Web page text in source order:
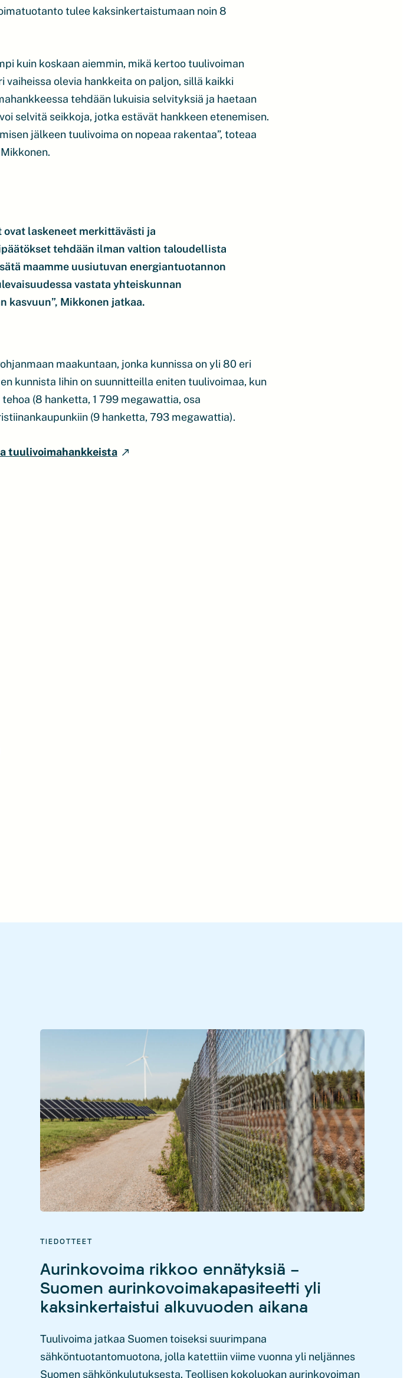
tulee kaksinkertaistumaan noin 8
kuin koskaan aiemmin, mikä kertoo tuulivoiman
olevia hankkeita on paljon, sillä kaikki
tehdään lukuisia selvityksiä ja haetaan
selvitä seikkoja, jotka estävät hankkeen etenemisen.
jälkeen tuulivoima on nopeaa rakentaa”, toteaa
laskeneet merkittävästi ja
tehdään ilman valtion taloudellista
maamme uusiutuvan energiantuotannon
vastata yhteiskunnan
kasvuun”, Mikkonen jatkaa.
maakuntaan, jonka kunnissa on yli 80 eri
kunnista Iihin on suunnitteilla eniten tuulivoimaa, kun
(8 hanketta, 1 799 megawattia, osa
(9 hanketta, 793 megawattia).
tuulivoimahankkeista
TIEDOTTEET
Aurinkovoima rikkoo ennätyksiä –
Suomen aurinkovoimakapasiteetti yli
kaksinkertaistui alkuvuoden aikana
Tuulivoima jatkaa Suomen toiseksi suurimpana
sähköntuotantomuotona, jolla katettiin viime vuonna yli neljännes
Suomen sähkönkulutuksesta. Teollisen kokoluokan aurinkovoiman